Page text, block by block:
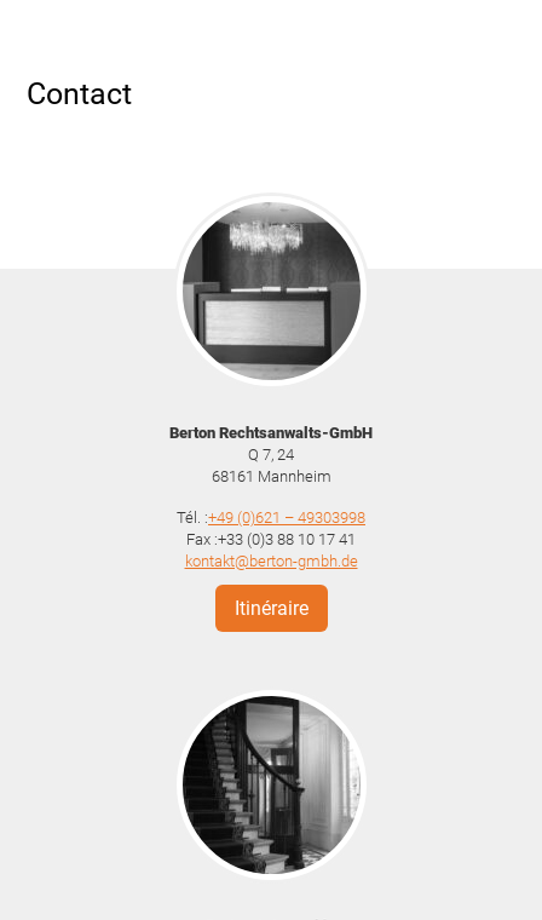
Contact
Berton Rechtsanwalts-GmbH
Q 7, 24
68161 Mannheim
Tél. :+49 (0)621 – 49303998
Fax :+33 (0)3 88 10 17 41
kontakt@berton-gmbh.de
Itinéraire